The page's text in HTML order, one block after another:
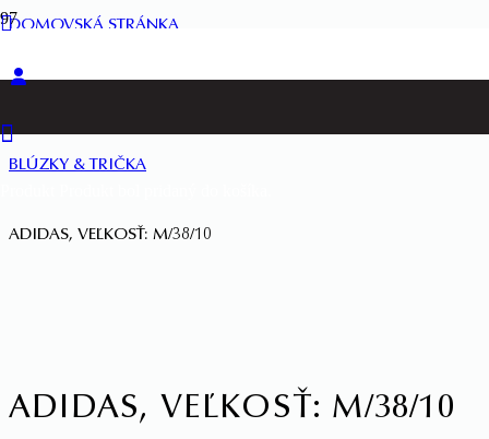
DOMOVSKÁ STRÁNKA
BLÚZKY & TRIČKA
ADIDAS, VEĽKOSŤ: M/38/10
ADIDAS, VEĽKOSŤ: M/38/10